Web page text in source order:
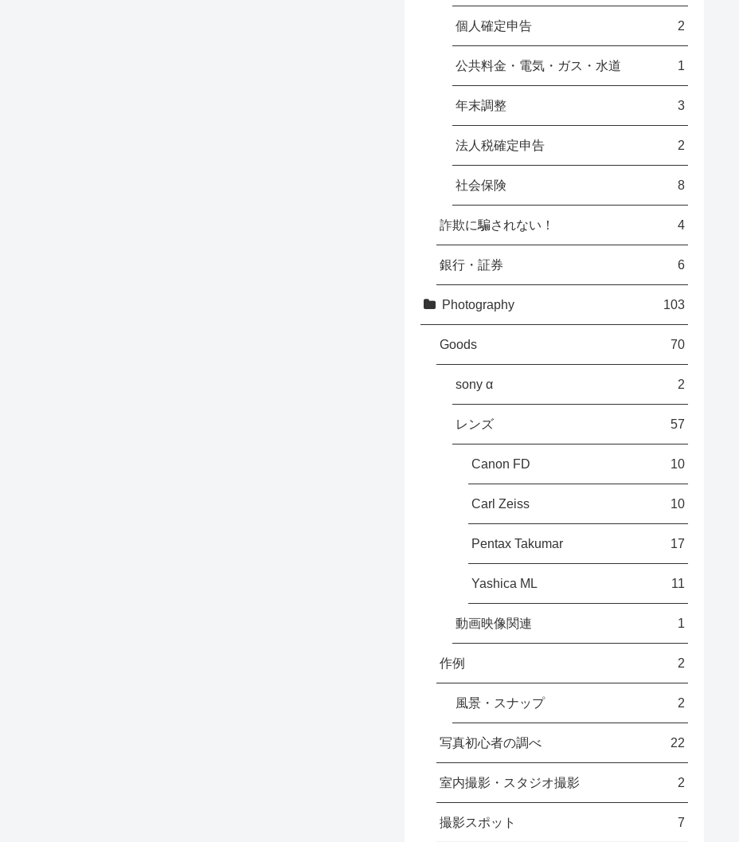
個人確定申告 2
公共料金・電気・ガス・水道 1
年末調整 3
法人税確定申告 2
社会保険 8
詐欺に騙されない！ 4
銀行・証券 6
Photography 103
Goods 70
sony α 2
レンズ 57
Canon FD 10
Carl Zeiss 10
Pentax Takumar 17
Yashica ML 11
動画映像関連 1
作例 2
風景・スナップ 2
写真初心者の調べ 22
室内撮影・スタジオ撮影 2
撮影スポット 7